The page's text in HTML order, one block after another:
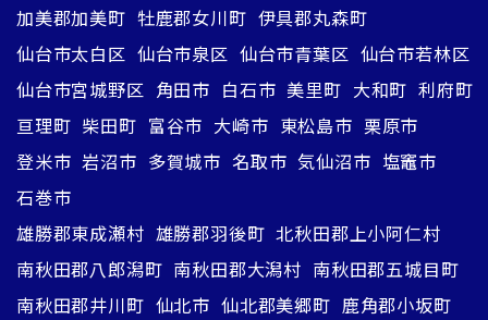
加美郡加美町 牡鹿郡女川町 伊具郡丸森町
仙台市太白区 仙台市泉区 仙台市青葉区 仙台市若林区
仙台市宮城野区 角田市 白石市 美里町 大和町 利府町
亘理町 柴田町 富谷市 大崎市 東松島市 栗原市
登米市 岩沼市 多賀城市 名取市 気仙沼市 塩竈市
石巻市
雄勝郡東成瀬村 雄勝郡羽後町 北秋田郡上小阿仁村
南秋田郡八郎潟町 南秋田郡大潟村 南秋田郡五城目町
南秋田郡井川町 仙北市 仙北郡美郷町 鹿角郡小坂町